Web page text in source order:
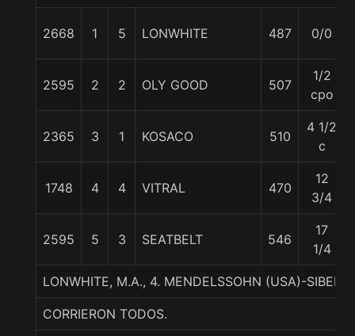
2668 1 5 LONWHITE 487 0/0
2595 2 2 OLY GOOD 507
1/2
cpo
2365 3 1 KOSACO 510
4 1/2
c
1748 4 4 VITRAL 470
12
3/4
2595 5 3 SEATBELT 546
17
1/4
LONWHITE, M.A., 4. MENDELSSOHN (USA)-
CORRIERON TODOS.